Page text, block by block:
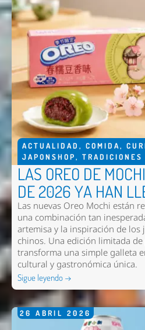
ACTUALIDAD , COMIDA,
JAPONSHOP, TRADICIONES
LAS OREO DE
DE 2026 YA HAN
Las nuevas Oreo Mochi están
una combinación tan
artemisa y la inspiración de los
chinos. Una edición limitada
transforma una simple galleta
cultural y gastronómica única.
Sigue leyendo →
26 ABRIL 2026